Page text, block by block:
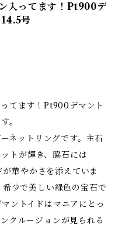
入ってます！Pt900デ
号
てます！Pt900デマント
。
ネットリングです。主石
トが輝き、脇石には
華やかさを添えていま
少で美しい緑色の宝石で
ントイドはマニアにとっ
クルージョンが見られる